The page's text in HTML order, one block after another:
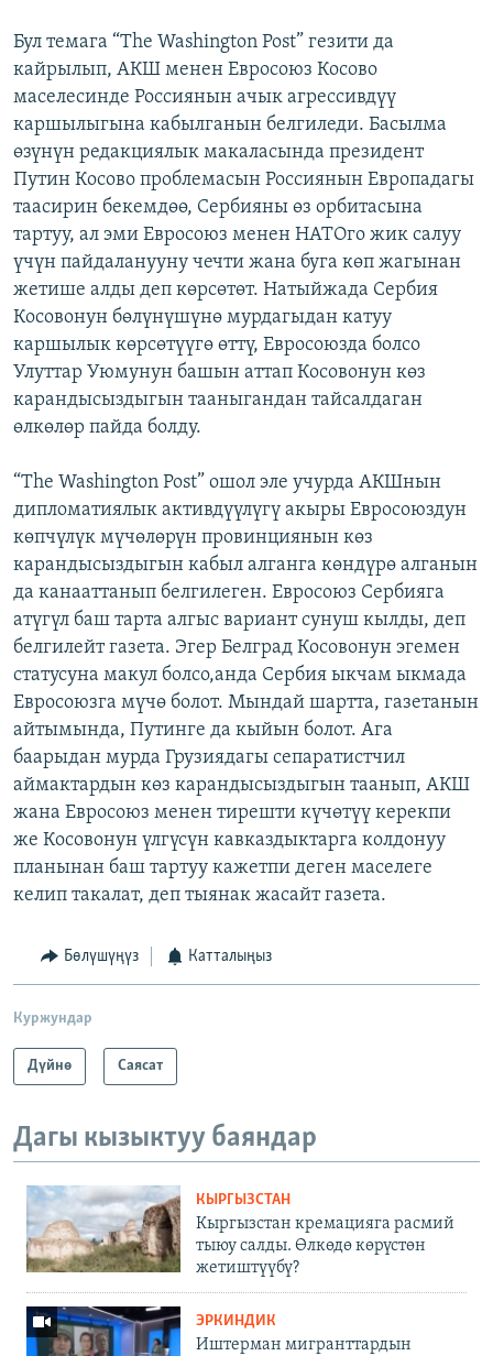
Бул темага “The Washington Post” гезити да
кайрылып, АКШ менен Евросоюз Косово
маселесинде Россиянын ачык агрессивдүү
каршылыгына кабылганын белгиледи. Басылма
өзүнүн редакциялык макаласында президент
Путин Косово проблемасын Россиянын Европадагы
таасирин бекемдөө, Сербияны өз орбитасына
тартуу, ал эми Евросоюз менен НАТОго жик салуу
үчүн пайдаланууну чечти жана буга көп жагынан
жетише алды деп көрсөтөт. Натыйжада Сербия
Косовонун бөлүнүшүнө мурдагыдан катуу
каршылык көрсөтүүгө өттү, Евросоюзда болсо
Улуттар Уюмунун башын аттап Косовонун көз
карандысыздыгын тааныгандан тайсалдаган
өлкөлөр пайда болду.
“The Washington Post” ошол эле учурда АКШнын
дипломатиялык активдүүлүгү акыры Евросоюздун
көпчүлүк мүчөлөрүн провинциянын көз
карандысыздыгын кабыл алганга көндүрө алганын
да канааттанып белгилеген. Евросоюз Сербияга
атүгүл баш тарта алгыс вариант сунуш кылды, деп
белгилейт газета. Эгер Белград Косовонун эгемен
статусуна макул болсо,анда Сербия ыкчам ыкмада
Евросоюзга мүчө болот. Мындай шартта, газетанын
айтымында, Путинге да кыйын болот. Ага
баарыдан мурда Грузиядагы сепаратистчил
аймактардын көз карандысыздыгын таанып, АКШ
жана Евросоюз менен тирешти күчөтүү керекпи
же Косовонун үлгүсүн кавказдыктарга колдонуу
планынан баш тартуу кажетпи деген маселеге
келип такалат, деп тыянак жасайт газета.
Бөлүшүңүз Катталыңыз
Куржундар
Дүйнө Саясат
Дагы кызыктуу баяндар
КЫРГЫЗСТАН
Кыргызстан кремацияга расмий
тыюу салды. Өлкөдө көрүстөн
жетиштүүбү?
ЭРКИНДИК
Иштерман мигранттардын